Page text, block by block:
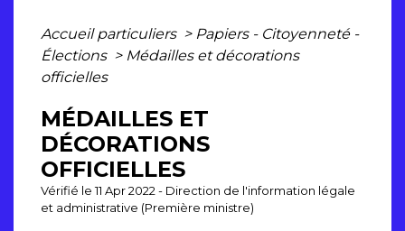
Accueil particuliers > Papiers - Citoyenneté -
Élections > Médailles et décorations
officielles
MÉDAILLES ET
DÉCORATIONS
OFFICIELLES
Vérifié le 11 Apr 2022 - Direction de l'information légale
et administrative (Première ministre)